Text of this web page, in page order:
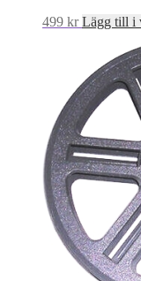
499 kr Lägg till i